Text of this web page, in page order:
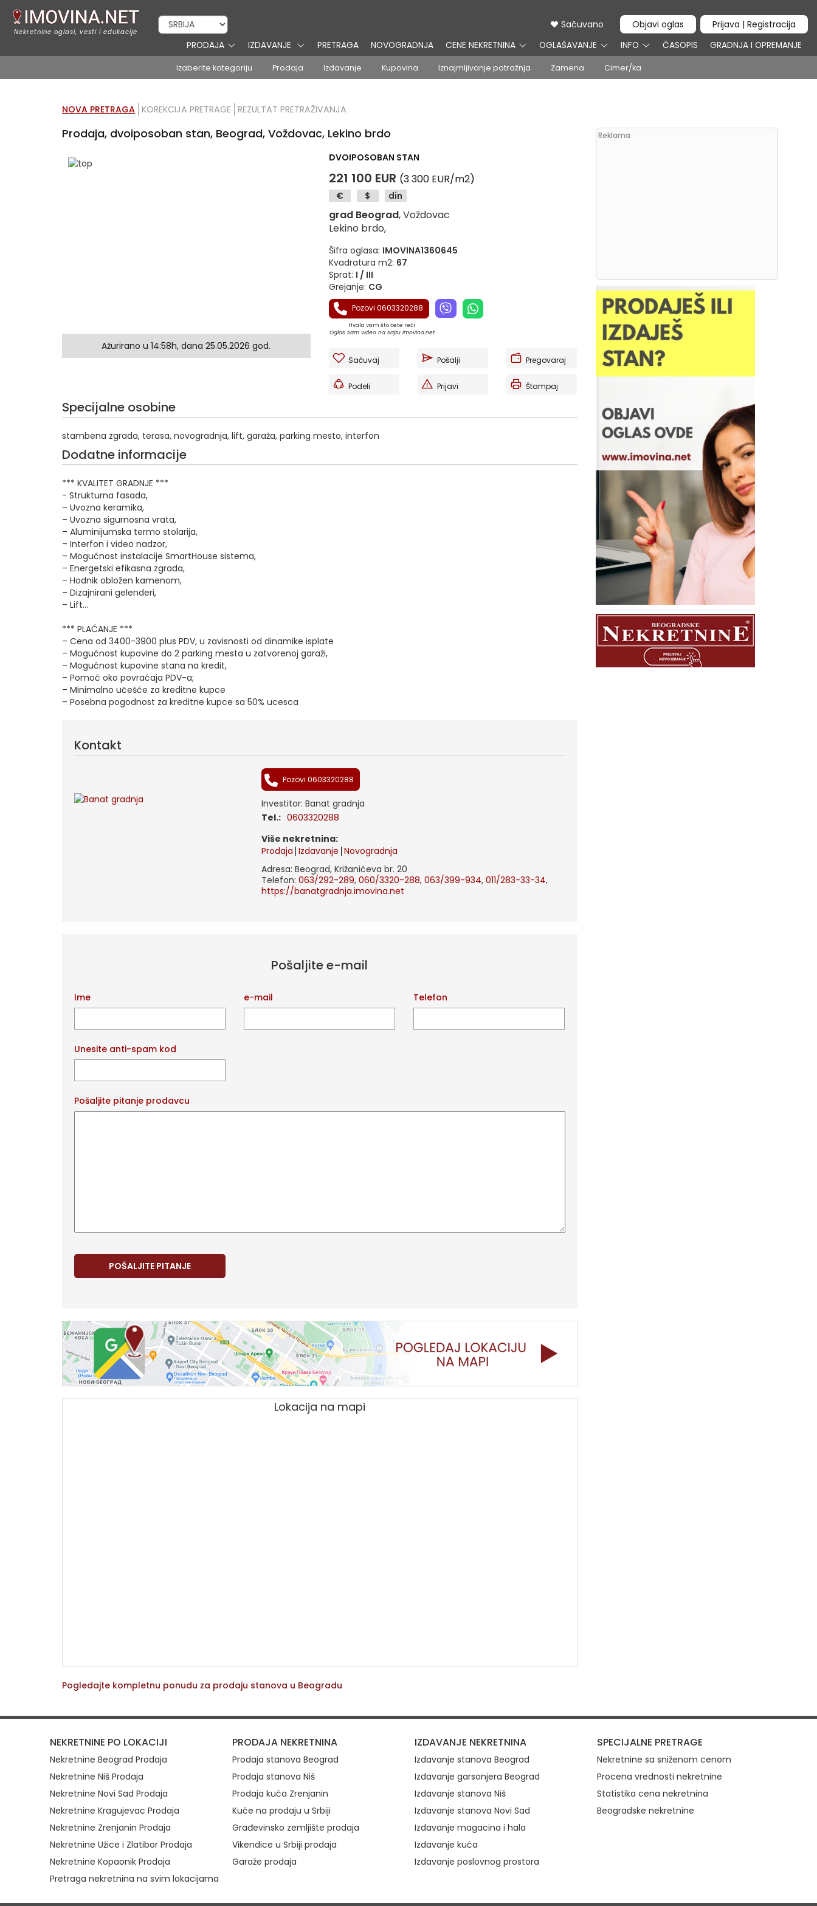
Nekretnine oglasi, vesti i edukacije
Sačuvano Objavi oglas Prijava | Registracija
PRODAJA IZDAVANJE PRETRAGA NOVOGRADNJA CENE NEKRETNINA OGLAŠAVANJE INFO ČASOPIS GRADNJA I OPREMANJE
Izaberite kategoriju Prodaja Izdavanje Kupovina Iznajmljivanje potražnja Zamena Cimer/ka
NOVA PRETRAGA KOREKCIJA PRETRAGE REZULTAT PRETRAŽIVANJA
Prodaja, dvoiposoban stan, Beograd, Voždovac, Lekino brdo
Ažurirano u 14:58h, dana 25.05.2026 god.
DVOIPOSOBAN STAN
221 100 EUR (3 300 EUR/m2)
€ $ din
grad Beograd, Voždovac
Lekino brdo,
Šifra oglasa: IMOVINA1360645
Kvadratura m2: 67
Sprat: I / III
Grejanje: CG
Pozovi 0603320288
Hvala vam što ćete reći
Oglas sam video na sajtu imovina.net
Sačuvaj Pošalji Pregovaraj
Podeli Prijavi Štampaj
Specijalne osobine
stambena zgrada, terasa, novogradnja, lift, garaža, parking mesto, interfon
Dodatne informacije
*** KVALITET GRADNJE ***
- Strukturna fasada,
– Uvozna keramika,
– Uvozna sigurnosna vrata,
– Aluminijumska termo stolarija,
– Interfon i video nadzor,
– Mogućnost instalacije SmartHouse sistema,
– Energetski efikasna zgrada,
– Hodnik obložen kamenom,
– Dizajnirani gelenderi,
– Lift…
*** PLAĆANJE ***
– Cena od 3400-3900 plus PDV, u zavisnosti od dinamike isplate
– Mogućnost kupovine do 2 parking mesta u zatvorenoj garaži,
– Mogućnost kupovine stana na kredit,
– Pomoć oko povraćaja PDV-a;
– Minimalno učešće za kreditne kupce
– Posebna pogodnost za kreditne kupce sa 50% ucesca
Kontakt
Pozovi 0603320288
Investitor: Banat gradnja
tel.: 0603320288
Više nekretnina:
Prodaja Izdavanje Novogradnja
Adresa: Beograd, Križanićeva br. 20
Telefon: 063/292-289, 060/3320-288, 063/399-934, 011/283-33-34,
https://banatgradnja.imovina.net
Pošaljite e-mail
Ime e-mail Telefon
Unesite anti-spam kod
Pošaljite pitanje prodavcu
Lokacija na mapi
Pogledajte kompletnu ponudu za prodaju stanova u Beogradu
Reklama
NEKRETNINE PO LOKACIJI
Nekretnine Beograd Prodaja
Nekretnine Niš Prodaja
Nekretnine Novi Sad Prodaja
Nekretnine Kragujevac Prodaja
Nekretnine Zrenjanin Prodaja
Nekretnine Užice i Zlatibor Prodaja
Nekretnine Kopaonik Prodaja
Pretraga nekretnina na svim lokacijama
PRODAJA NEKRETNINA
Prodaja stanova Beograd
Prodaja stanova Niš
Prodaja kuća Zrenjanin
Kuće na prodaju u Srbiji
Građevinsko zemljište prodaja
Vikendice u Srbiji prodaja
Garaže prodaja
IZDAVANJE NEKRETNINA
Izdavanje stanova Beograd
Izdavanje garsonjera Beograd
Izdavanje stanova Niš
Izdavanje stanova Novi Sad
Izdavanje magacina i hala
Izdavanje kuća
Izdavanje poslovnog prostora
SPECIJALNE PRETRAGE
Nekretnine sa sniženom cenom
Procena vrednosti nekretnine
Statistika cena nekretnina
Beogradske nekretnine